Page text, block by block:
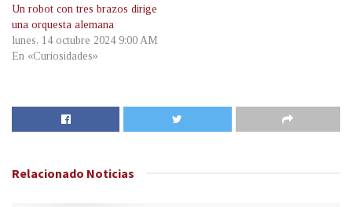
Un robot con tres brazos dirige
una orquesta alemana
lunes, 14 octubre 2024 9:00 AM
En «Curiosidades»
Relacionado Noticias